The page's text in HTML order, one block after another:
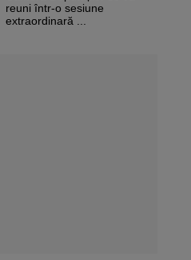
reuni într-o sesiune
extraordinară ...